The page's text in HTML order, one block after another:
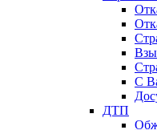
С
ДТП